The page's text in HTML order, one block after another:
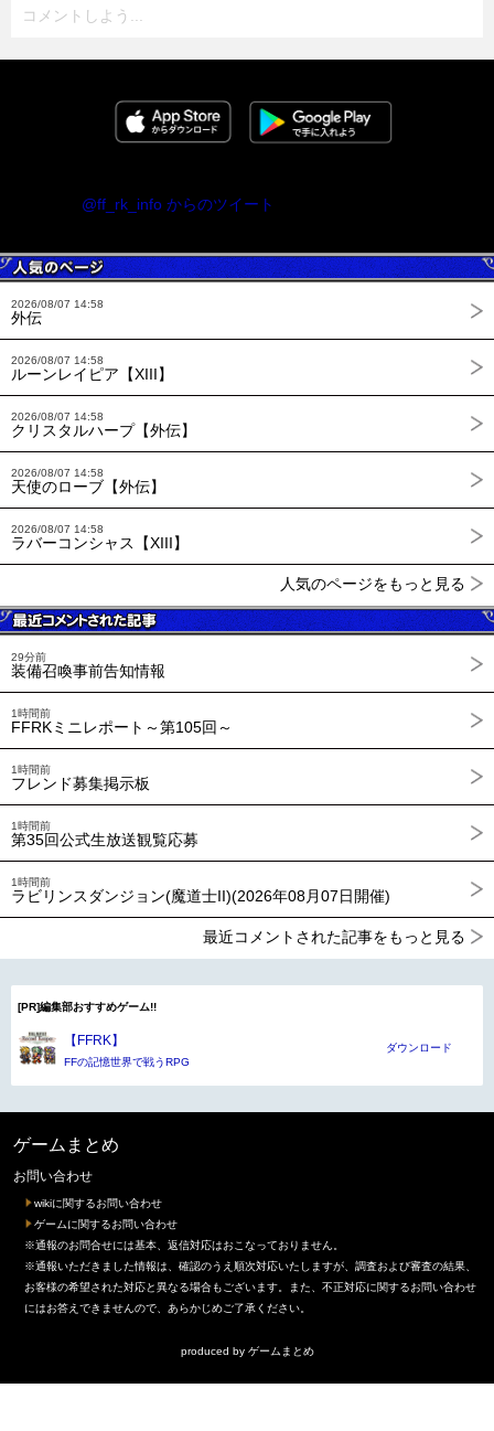
コメントしよう...
@ff_rk_info からのツイート
2026/08/07 14:58
外伝
2026/08/07 14:58
ルーンレイピア【XIII】
2026/08/07 14:58
クリスタルハープ【外伝】
2026/08/07 14:58
天使のローブ【外伝】
2026/08/07 14:58
ラバーコンシャス【XIII】
人気のページをもっと見る
29分前
装備召喚事前告知情報
1時間前
FFRKミニレポート～第105回～
1時間前
フレンド募集掲示板
1時間前
第35回公式生放送観覧応募
1時間前
ラビリンスダンジョン(魔道士II)(2026年08月07日開催)
最近コメントされた記事をもっと見る
[PR]編集部おすすめゲーム!!
【FFRK】
FFの記憶世界で戦うRPG
ダウンロード
ゲームまとめ
お問い合わせ
wikiに関するお問い合わせ
ゲームに関するお問い合わせ
※通報のお問合せには基本、返信対応はおこなっておりません。
※通報いただきました情報は、確認のうえ順次対応いたしますが、調査および審査の結果、
お客様の希望された対応と異なる場合もございます。また、不正対応に関するお問い合わせ
にはお答えできませんので、あらかじめご了承ください。
produced by ゲームまとめ